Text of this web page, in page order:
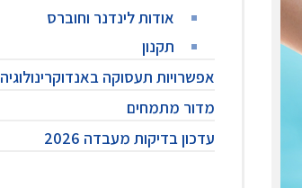
אודות לינדנר וחוברס
תקנון
אפשרויות תעסוקה באנדוקרינולוגיה
מדור מתמחים
עדכון בדיקות מעבדה 2026